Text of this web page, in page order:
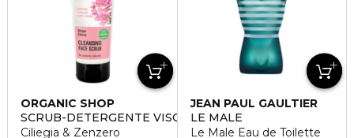
ORGANIC SHOP
SCRUB-DETERGENTE VISO
Ciliegia & Zenzero
JEAN PAUL GAULTIER
LE MALE
Le Male Eau de Toilette